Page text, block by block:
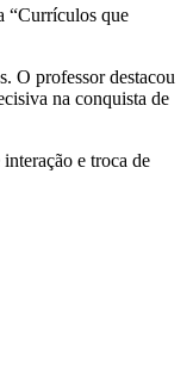
“Currículos que
O professor destacou
na conquista de
e troca de